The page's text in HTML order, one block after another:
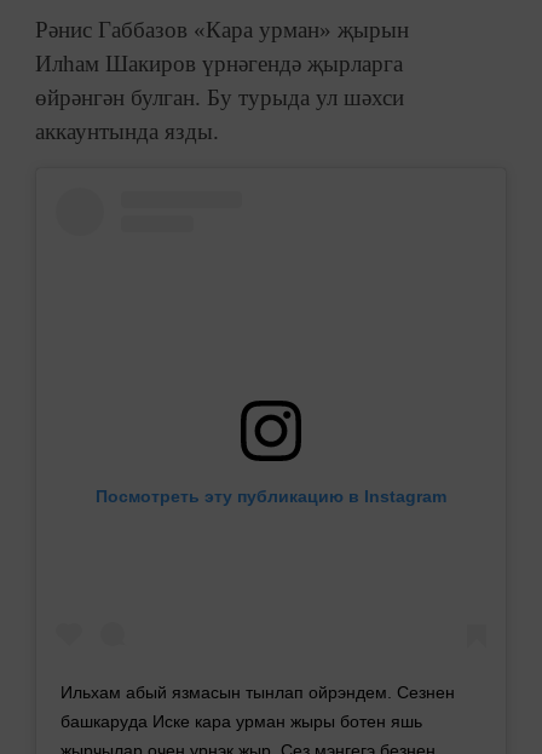
Рәнис Габбазов «Кара урман» җырын
Илһам Шакиров үрнәгендә җырларга
өйрәнгән булган. Бу турыда ул шәхси
аккаунтында язды.
Посмотреть эту публикацию в Instagram
Ильхам абый язмасын тынлап ойрэндем. Сезнен
башкаруда Иске кара урман жыры ботен яшь